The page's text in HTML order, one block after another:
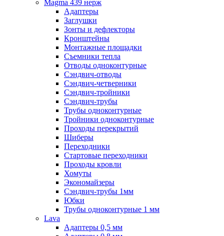
Magma 439 нерж
Адаптеры
Заглушки
Зонты и дефлекторы
Кронштейны
Монтажные площадки
Съемники тепла
Отводы одноконтурные
Сэндвич-отводы
Сэндвич-четверники
Сэндвич-тройники
Сэндвич-трубы
Трубы одноконтурные
Тройники одноконтурные
Проходы перекрытий
Шиберы
Переходники
Стартовые переходники
Проходы кровли
Хомуты
Экономайзеры
Сэндвич-трубы 1мм
Юбки
Трубы одноконтурные 1 мм
Lava
Адаптеры 0,5 мм